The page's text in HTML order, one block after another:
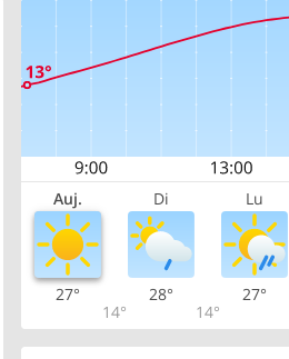
Auj. Di Lu
27°
14°
28°
14°
27°